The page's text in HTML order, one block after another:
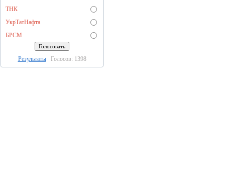
ТНК
УкрТатНафта
БРСМ
РезультатыГолосов: 1398